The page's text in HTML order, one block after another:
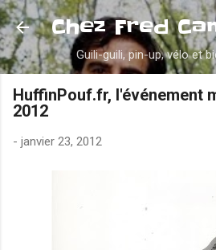
Accéder au contenu
Chez Fred
Guili-guili, pin-up, vélo et
HuffinPouf.fr, l'événement
2012
- janvier 23, 2012